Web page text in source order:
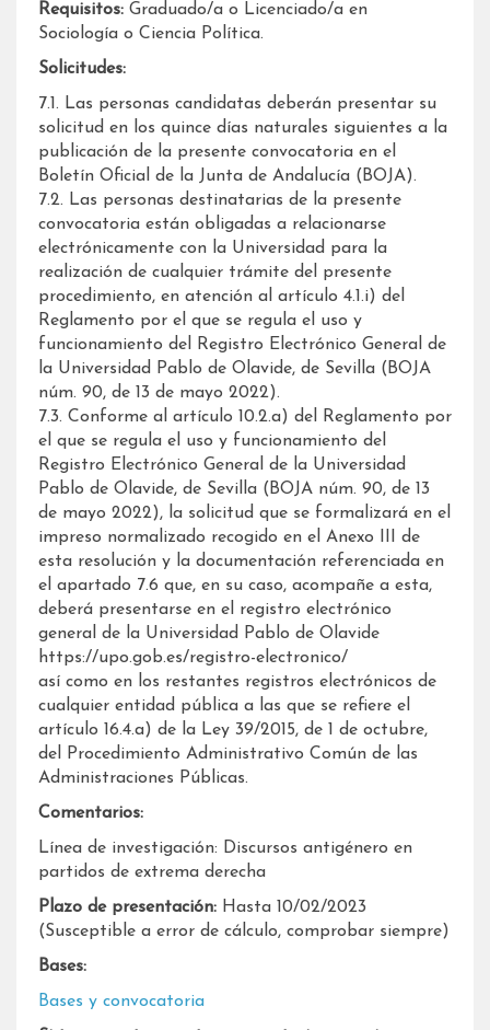
Requisitos: Graduado/a o Licenciado/a en
Sociología o Ciencia Política.
Solicitudes:
7.1. Las personas candidatas deberán presentar su
solicitud en los quince días naturales siguientes a la
publicación de la presente convocatoria en el
Boletín Oficial de la Junta de Andalucía (BOJA).
7.2. Las personas destinatarias de la presente
convocatoria están obligadas a relacionarse
electrónicamente con la Universidad para la
realización de cualquier trámite del presente
procedimiento, en atención al artículo 4.1.i) del
Reglamento por el que se regula el uso y
funcionamiento del Registro Electrónico General de
la Universidad Pablo de Olavide, de Sevilla (BOJA
núm. 90, de 13 de mayo 2022).
7.3. Conforme al artículo 10.2.a) del Reglamento por
el que se regula el uso y funcionamiento del
Registro Electrónico General de la Universidad
Pablo de Olavide, de Sevilla (BOJA núm. 90, de 13
de mayo 2022), la solicitud que se formalizará en el
impreso normalizado recogido en el Anexo III de
esta resolución y la documentación referenciada en
el apartado 7.6 que, en su caso, acompañe a esta,
deberá presentarse en el registro electrónico
general de la Universidad Pablo de Olavide
https://upo.gob.es/registro-electronico/
así como en los restantes registros electrónicos de
cualquier entidad pública a las que se refiere el
artículo 16.4.a) de la Ley 39/2015, de 1 de octubre,
del Procedimiento Administrativo Común de las
Administraciones Públicas.
Comentarios:
Línea de investigación: Discursos antigénero en
partidos de extrema derecha
Plazo de presentación: Hasta 10/02/2023
(Susceptible a error de cálculo, comprobar siempre)
Bases:
Bases y convocatoria